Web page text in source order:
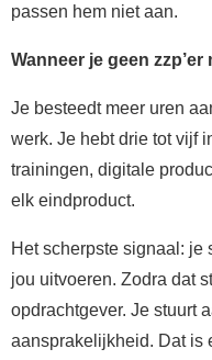
passen hem niet aan.
Wanneer je geen zzp’er
Je besteedt meer uren
werk. Je hebt drie tot vijf
trainingen, digitale
elk eindproduct.
Het scherpste signaal: je
jou uitvoeren. Zodra dat
opdrachtgever. Je stuurt
aansprakelijkheid. Dat is